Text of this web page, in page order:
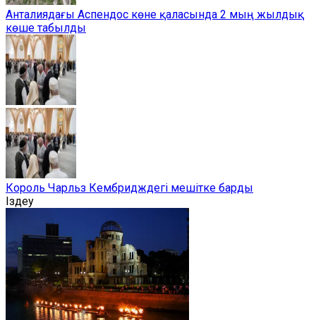
Анталиядағы Аспендос көне қаласында 2 мың жылдық
көше табылды
Король Чарльз Кембридждегі мешітке барды
Іздеу